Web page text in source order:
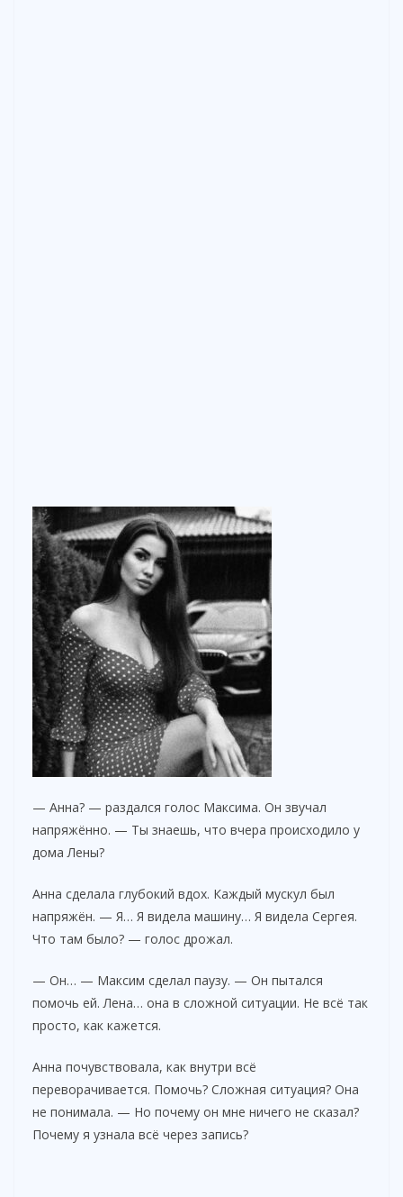
— Анна? — раздался голос Максима. Он звучал
напряжённо. — Ты знаешь, что вчера происходило у
дома Лены?
Анна сделала глубокий вдох. Каждый мускул был
напряжён. — Я… Я видела машину… Я видела Сергея.
Что там было? — голос дрожал.
— Он… — Максим сделал паузу. — Он пытался
помочь ей. Лена… она в сложной ситуации. Не всё так
просто, как кажется.
Анна почувствовала, как внутри всё
переворачивается. Помочь? Сложная ситуация? Она
не понимала. — Но почему он мне ничего не сказал?
Почему я узнала всё через запись?